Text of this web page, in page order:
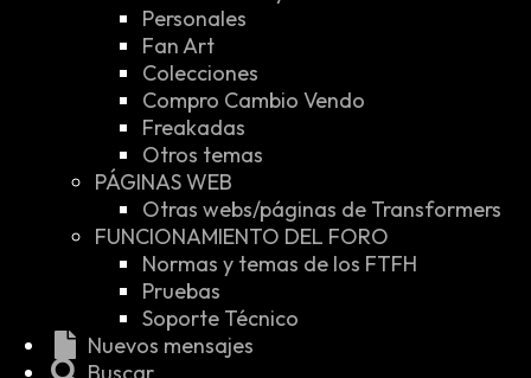
Personales
Fan Art
Colecciones
Compro Cambio Vendo
Freakadas
Otros temas
PÁGINAS WEB
Otras webs/páginas de Transformers
FUNCIONAMIENTO DEL FORO
Normas y temas de los FTFH
Pruebas
Soporte Técnico
Nuevos mensajes